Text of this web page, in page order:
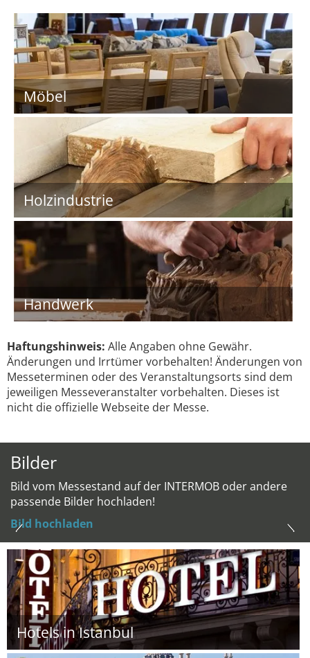
Möbel
Holzindustrie
Handwerk
Haftungshinweis: Alle Angaben ohne Gewähr.
Änderungen und Irrtümer vorbehalten! Änderungen von
Messeterminen oder des Veranstaltungsorts sind dem
jeweiligen Messeveranstalter vorbehalten. Dieses ist
nicht die offizielle Webseite der Messe.
Bilder
Bild vom Messestand auf der INTERMOB oder andere
passende Bilder hochladen!
Bild hochladen
Hotels in Istanbul